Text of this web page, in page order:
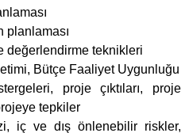
uygunluğunun denetimi
yüksek olan projelerin
yapısı kuralına uygun
sürdürülebilirliği
incelenmesi